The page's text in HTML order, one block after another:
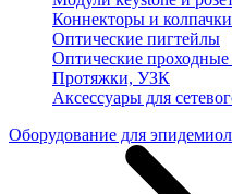
Коннекторы и колпачки
Оптические пигтейлы
Оптические проходные
Протяжки, УЗК
Аксессуары для
Оборудование для